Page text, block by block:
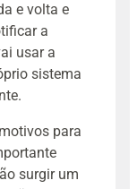
e volta e
a
usar a
sistema
para
surgir um